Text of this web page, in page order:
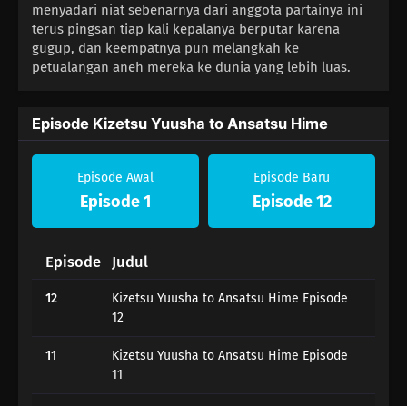
menyadari niat sebenarnya dari anggota partainya ini
terus pingsan tiap kali kepalanya berputar karena
gugup, dan keempatnya pun melangkah ke
petualangan aneh mereka ke dunia yang lebih luas.
Episode Kizetsu Yuusha to Ansatsu Hime
Episode Awal
Episode 1
Episode Baru
Episode 12
Episode Judul
12
Kizetsu Yuusha to Ansatsu Hime Episode
12
11
Kizetsu Yuusha to Ansatsu Hime Episode
11